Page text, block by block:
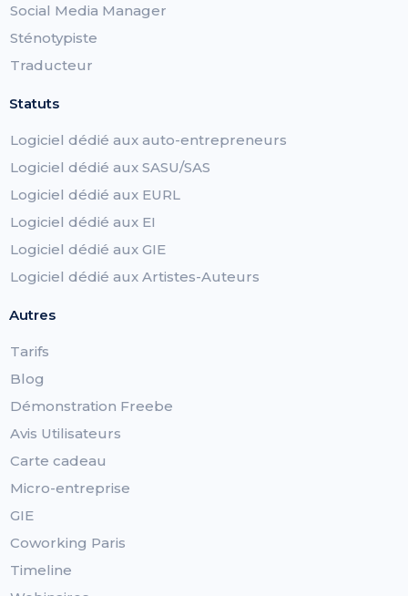
Social Media Manager
Sténotypiste
Traducteur
Statuts
Logiciel dédié aux auto-entrepreneurs
Logiciel dédié aux SASU/SAS
Logiciel dédié aux EURL
Logiciel dédié aux EI
Logiciel dédié aux GIE
Logiciel dédié aux Artistes-Auteurs
Autres
Tarifs
Blog
Démonstration Freebe
Avis Utilisateurs
Carte cadeau
Micro-entreprise
GIE
Coworking Paris
Timeline